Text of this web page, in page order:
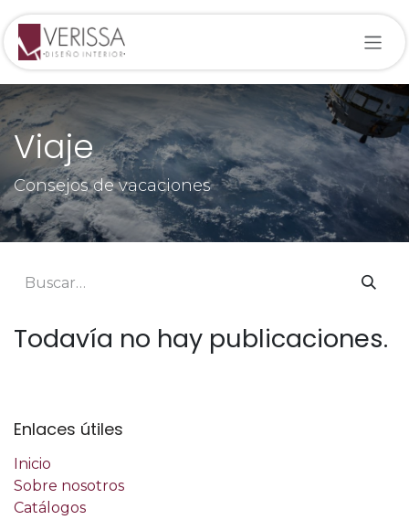
Ir al contenido
Viaje
Consejos de vacaciones
Todavía no hay publicaciones.
Enlaces útiles
Inicio
Sobre nosotros
Catálogos